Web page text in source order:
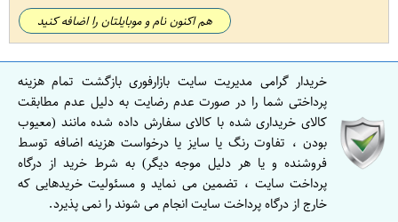
هم اکنون نام و موبایلتان را اضافه کنید
خریدار گرامی مدیریت سایت بازارفوری بازگشت تمام هزینه
پرداختی شما را در صورت عدم رضایت به دلیل عدم مطابقت
کالای خریداری شده با کالای سفارش داده شده مانند (معیوب
بودن ، تفاوت رنگ یا سایز یا درخواست هزینه اضافه توسط
فروشنده و یا هر دلیل موجه دیگر) به شرط خرید از درگاه
پرداخت سایت ، تضمین می نماید و مسئولیت خریدهایی که
خارج از درگاه پرداخت سایت انجام می شوند را نمی پذیرد.